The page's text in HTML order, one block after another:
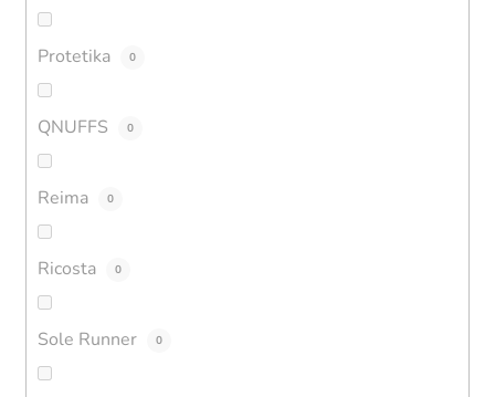
Protetika 0
QNUFFS 0
Reima 0
Ricosta 0
Sole Runner 0